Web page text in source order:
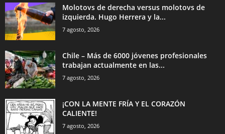
Molotovs de derecha versus molotovs de
izquierda. Hugo Herrera y la...
7 agosto, 2026
Chile – Más de 6000 jóvenes profesionales
trabajan actualmente en las...
7 agosto, 2026
¡CON LA MENTE FRÍA Y EL CORAZÓN
CALIENTE!
7 agosto, 2026